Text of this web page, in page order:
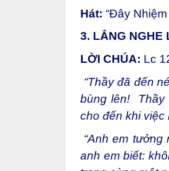
Hát: “Đây
3. LẮNG NGHE
LỜI CHÚA: Lc
“Thầy đã đến
bùng lên! Thầy
cho đến khi việc
“Anh em
anh em biết: